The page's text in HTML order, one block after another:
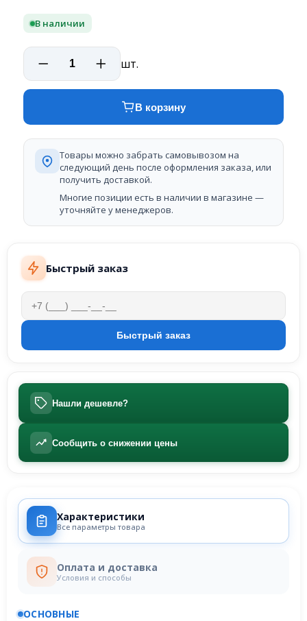
Быстрый заказ
Нашли дешевле?
Сообщить о снижении цены
В наличии
шт.
В корзину
Товары можно забрать самовывозом на
следующий день после оформления заказа, или
получить доставкой.
Многие позиции есть в наличии в магазине —
уточняйте у менеджеров.
Характеристики
Все параметры товара
Оплата и доставка
Условия и способы
ОСНОВНЫЕ